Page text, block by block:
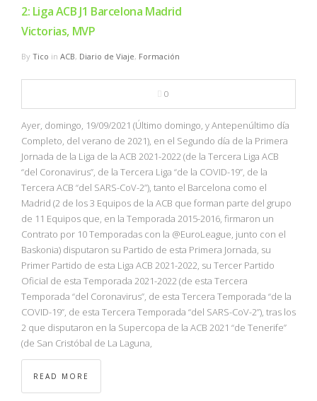
2: Liga ACB J1 Barcelona Madrid
Victorias, MVP
By Tico in ACB, Diario de Viaje, Formación
0
Ayer, domingo, 19/09/2021 (Último domingo, y Antepenúltimo día
Completo, del verano de 2021), en el Segundo día de la Primera
Jornada de la Liga de la ACB 2021-2022 (de la Tercera Liga ACB
“del Coronavirus”, de la Tercera Liga “de la COVID-19”, de la
Tercera ACB “del SARS-CoV-2”), tanto el Barcelona como el
Madrid (2 de los 3 Equipos de la ACB que forman parte del grupo
de 11 Equipos que, en la Temporada 2015-2016, firmaron un
Contrato por 10 Temporadas con la @EuroLeague, junto con el
Baskonia) disputaron su Partido de esta Primera Jornada, su
Primer Partido de esta Liga ACB 2021-2022, su Tercer Partido
Oficial de esta Temporada 2021-2022 (de esta Tercera
Temporada “del Coronavirus”, de esta Tercera Temporada “de la
COVID-19”, de esta Tercera Temporada “del SARS-CoV-2”), tras los
2 que disputaron en la Supercopa de la ACB 2021 “de Tenerife”
(de San Cristóbal de La Laguna,
READ MORE